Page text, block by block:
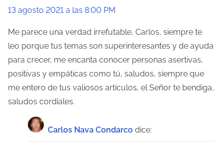
e
n
t
r
a
d
13 agosto 2021 a las 8:00 PM
Me parece una verdad irrefutable, Carlos, siempre te
leo porque tus temas son superinteresantes y de ayuda
para crecer, me encanta conocer personas asertivas,
positivas y empáticas como tú, saludos, siempre que
me entero de tus valiosos artículos, el Señor te bendiga,
saludos cordiales.
Carlos Nava Condarco dice: